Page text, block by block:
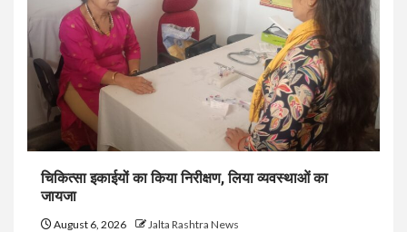
चिकित्सा इकाईयों का किया निरीक्षण, लिया व्यवस्थाओं का
जायजा
August 6, 2026 Jalta Rashtra News